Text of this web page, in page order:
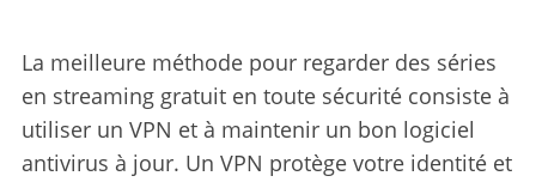
La meilleure méthode pour regarder des séries
en streaming gratuit en toute sécurité consiste à
utiliser un VPN et à maintenir un bon logiciel
antivirus à jour. Un VPN protège votre identité et